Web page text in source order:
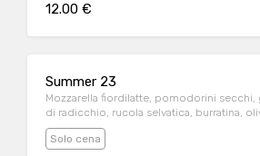
12.00 €
Summer 23
Mozzarella fiordilatte, pomodorini secchi,
di radicchio, rucola selvatica, burratina,
Solo cena